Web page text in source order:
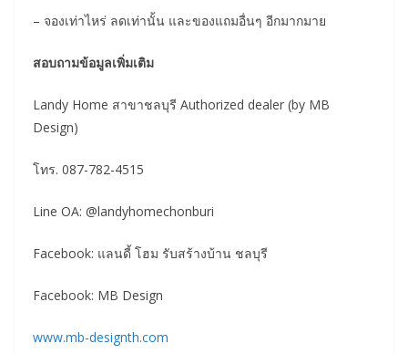
– จองเท่าไหร่ ลดเท่านั้น และของแถมอื่นๆ อีกมากมาย
สอบถามข้อมูลเพิ่มเติม
Landy Home สาขาชลบุรี Authorized dealer (by MB
Design)
โทร. 087-782-4515
Line OA: @landyhomechonburi
Facebook: แลนดี้ โฮม รับสร้างบ้าน ชลบุรี
Facebook: MB Design
www.mb-designth.com